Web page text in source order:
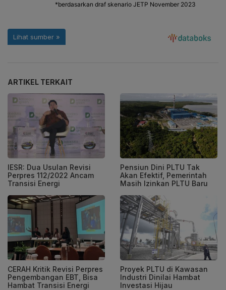
ARTIKEL TERKAIT
IESR: Dua Usulan Revisi
Perpres 112/2022 Ancam
Transisi Energi
Pensiun Dini PLTU Tak
Akan Efektif, Pemerintah
Masih Izinkan PLTU Baru
CERAH Kritik Revisi Perpres
Pengembangan EBT, Bisa
Hambat Transisi Energi
Proyek PLTU di Kawasan
Industri Dinilai Hambat
Investasi Hijau